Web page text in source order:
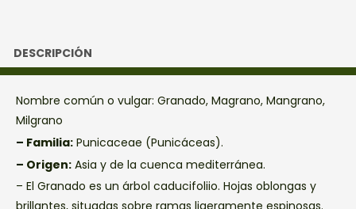
DESCRIPCIÓN
Nombre común o vulgar: Granado, Magrano, Mangrano,
Milgrano
– Familia: Punicaceae (Punicáceas).
– Origen: Asia y de la cuenca mediterránea.
– El Granado es un árbol caducifoliio. Hojas oblongas y